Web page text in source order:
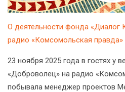
О деятельности фонда «Диалог
радио «Комсомольская правда»
23 ноября 2025 года в гостях у
«Доброволец» на радио
побывала менеджер проектов